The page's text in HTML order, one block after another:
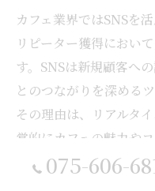
カフェ業界ではSNSを
リピーター獲得におい
す。SNSは新規顧客へ
とのつながりを深める
その理由は、リアルタ
覚的にカフェの魅力や
ます。075-606-